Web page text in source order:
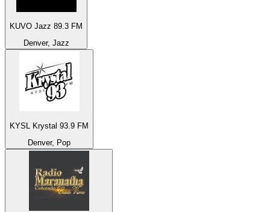
KUVO Jazz 89.3 FM
Denver, Jazz
KYSL Krystal 93.9 FM
Denver, Pop